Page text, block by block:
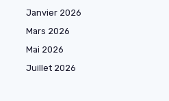
Janvier 2026
Mars 2026
Mai 2026
Juillet 2026